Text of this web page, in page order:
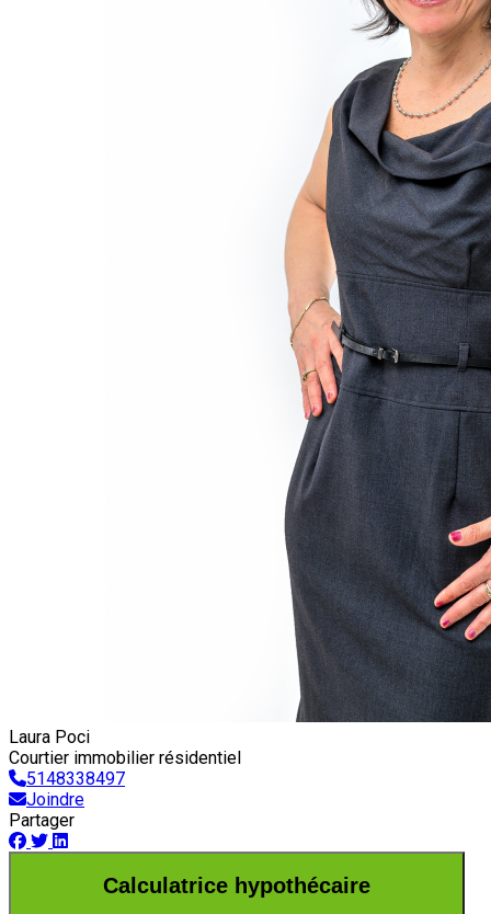
Laura Poci
Courtier immobilier résidentiel
5148338497
Joindre
Partager
Calculatrice hypothécaire